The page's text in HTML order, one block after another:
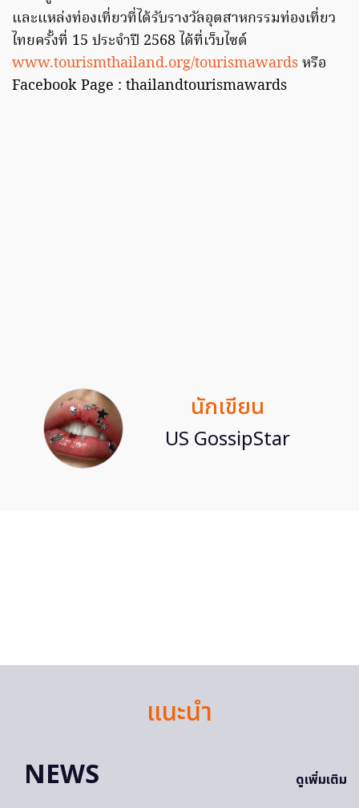
และแหล่งท่องเที่ยวที่ได้รับรางวัลอุตสาหกรรมท่องเที่ยว
ไทยครั้งที่ 15 ประจำปี 2568 ได้ที่เว็บไซต์
www.tourismthailand.org/tourismawardsหรือ
Facebook Page : thailandtourismawards
นักเขียน
US GossipStar
แนะนำ
NEWS
ดูเพิ่มเติม